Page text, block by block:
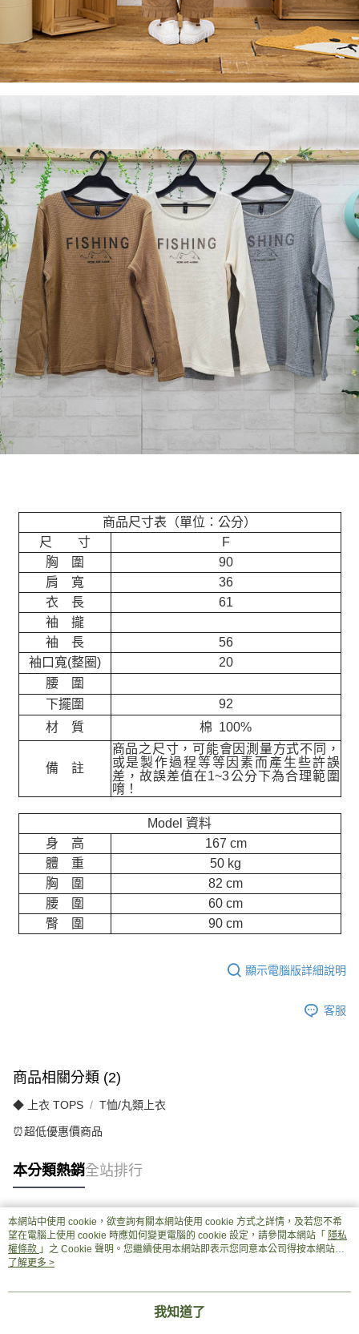
商品尺寸表（單位：公分）
尺 寸
F
胸 圍
90
肩 寬
36
衣 長
61
袖 攏
袖 長
56
袖口寬(整圈)
20
腰 圍
下擺圍
92
材 質
棉 100%
備 註
商品之尺寸，可能會因測量方式不同，
或是製作過程等等因素而產生些許誤
差，故誤差值在1~3公分下為合理範圍
唷！
Model 資料
身 高
167 cm
體 重
50 kg
胸 圍
82 cm
腰 圍
60 cm
臀 圍
90 cm
顯示電腦版詳細說明
客服
商品相關分類 (2)
◆ 上衣 TOPS T恤/丸類上衣
⏰超低優惠價商品
本分類熱銷全站排行
熱門標籤
本網站中使用 cookie，欲查詢有關本網站使用 cookie 方式之詳情，及若您不希
望在電腦上使用 cookie 時應如何變更電腦的 cookie 設定，請參閱本網站「 隱私
權條款 」之 Cookie 聲明。您繼續使用本網站即表示您同意本公司得按本網站使
用條款之 Cookie 聲明使用 cookie。
了解更多 >
我知道了